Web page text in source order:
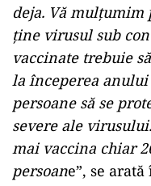
deja. Vă mulțumim
ţine virusul sub
vaccinate trebuie
la începerea anului
persoane să se
severe ale
mai vaccina chiar
persoane”, se